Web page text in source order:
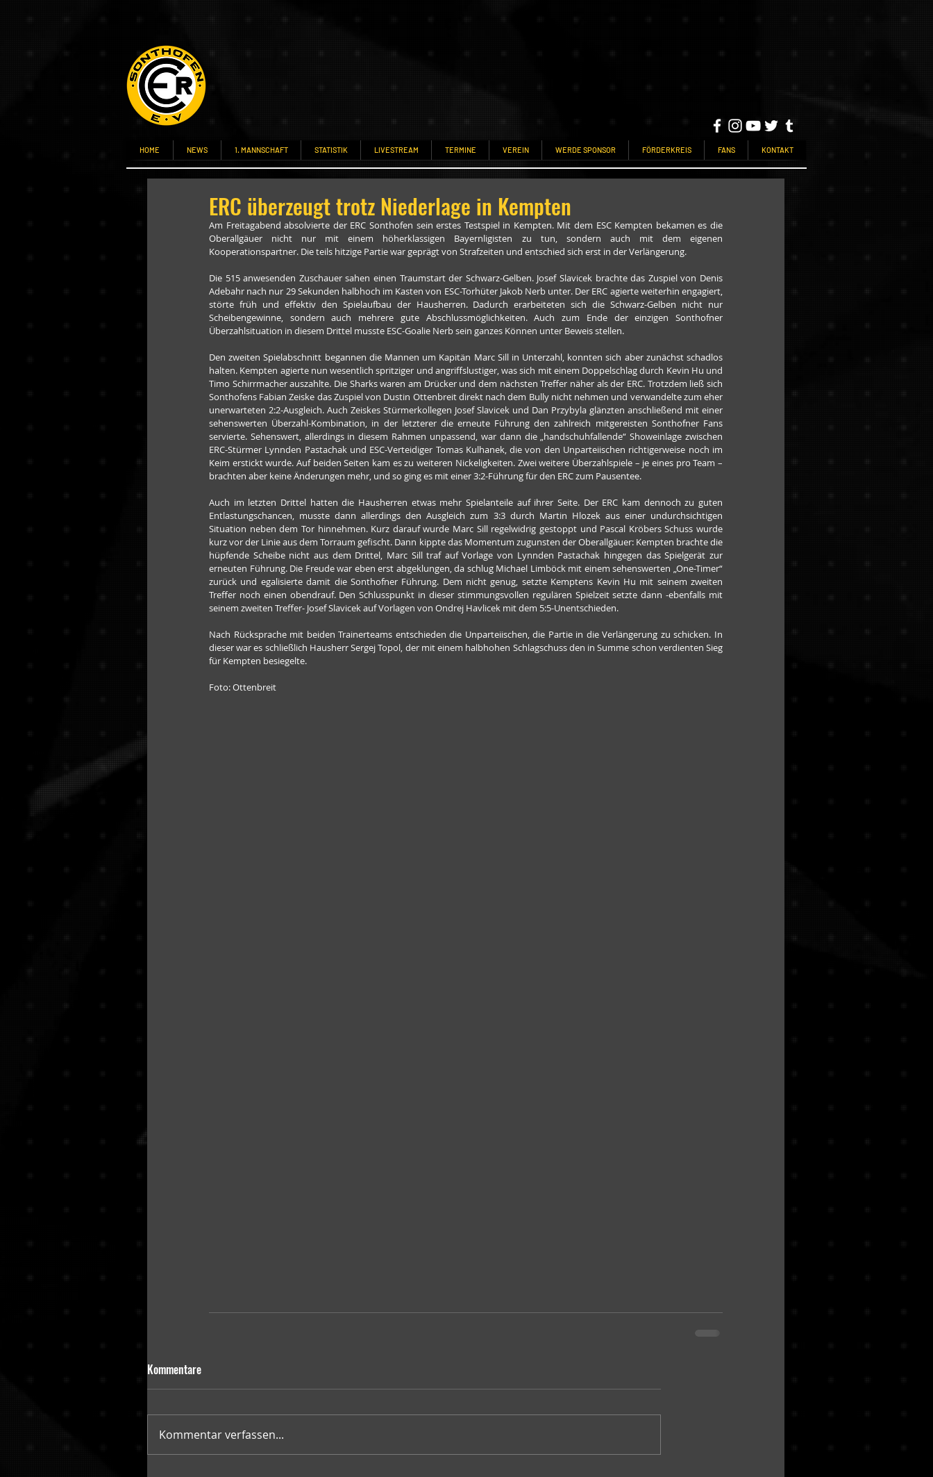
HOME NEWS 1. MANNSCHAFT STATISTIK LIVESTREAM TERMINE VEREIN WERDE SPONSOR FÖRDERKREIS FANS KONTAKT
ERC überzeugt trotz Niederlage in Kempten
Am Freitagabend absolvierte der ERC Sonthofen sein erstes Testspiel in Kempten. Mit dem ESC Kempten bekamen es die
Oberallgäuer nicht nur mit einem höherklassigen Bayernligisten zu tun, sondern auch mit dem eigenen
Kooperationspartner. Die teils hitzige Partie war geprägt von Strafzeiten und entschied sich erst in der Verlängerung.
Die 515 anwesenden Zuschauer sahen einen Traumstart der Schwarz-Gelben. Josef Slavicek brachte das Zuspiel von Denis
Adebahr nach nur 29 Sekunden halbhoch im Kasten von ESC-Torhüter Jakob Nerb unter. Der ERC agierte weiterhin engagiert,
störte früh und effektiv den Spielaufbau der Hausherren. Dadurch erarbeiteten sich die Schwarz-Gelben nicht nur
Scheibengewinne, sondern auch mehrere gute Abschlussmöglichkeiten. Auch zum Ende der einzigen Sonthofner
Überzahlsituation in diesem Drittel musste ESC-Goalie Nerb sein ganzes Können unter Beweis stellen.
Den zweiten Spielabschnitt begannen die Mannen um Kapitän Marc Sill in Unterzahl, konnten sich aber zunächst schadlos
halten. Kempten agierte nun wesentlich spritziger und angriffslustiger, was sich mit einem Doppelschlag durch Kevin Hu und
Timo Schirrmacher auszahlte. Die Sharks waren am Drücker und dem nächsten Treffer näher als der ERC. Trotzdem ließ sich
Sonthofens Fabian Zeiske das Zuspiel von Dustin Ottenbreit direkt nach dem Bully nicht nehmen und verwandelte zum eher
unerwarteten 2:2-Ausgleich. Auch Zeiskes Stürmerkollegen Josef Slavicek und Dan Przybyla glänzten anschließend mit einer
sehenswerten Überzahl-Kombination, in der letzterer die erneute Führung den zahlreich mitgereisten Sonthofner Fans
servierte. Sehenswert, allerdings in diesem Rahmen unpassend, war dann die „handschuhfallende“ Showeinlage zwischen
ERC-Stürmer Lynnden Pastachak und ESC-Verteidiger Tomas Kulhanek, die von den Unparteiischen richtigerweise noch im
Keim erstickt wurde. Auf beiden Seiten kam es zu weiteren Nickeligkeiten. Zwei weitere Überzahlspiele – je eines pro Team –
brachten aber keine Änderungen mehr, und so ging es mit einer 3:2-Führung für den ERC zum Pausentee.
Auch im letzten Drittel hatten die Hausherren etwas mehr Spielanteile auf ihrer Seite. Der ERC kam dennoch zu guten
Entlastungschancen, musste dann allerdings den Ausgleich zum 3:3 durch Martin Hlozek aus einer undurchsichtigen
Situation neben dem Tor hinnehmen. Kurz darauf wurde Marc Sill regelwidrig gestoppt und Pascal Kröbers Schuss wurde
kurz vor der Linie aus dem Torraum gefischt. Dann kippte das Momentum zugunsten der Oberallgäuer: Kempten brachte die
hüpfende Scheibe nicht aus dem Drittel, Marc Sill traf auf Vorlage von Lynnden Pastachak hingegen das Spielgerät zur
erneuten Führung. Die Freude war eben erst abgeklungen, da schlug Michael Limböck mit einem sehenswerten „One-Timer“
zurück und egalisierte damit die Sonthofner Führung. Dem nicht genug, setzte Kemptens Kevin Hu mit seinem zweiten
Treffer noch einen obendrauf. Den Schlusspunkt in dieser stimmungsvollen regulären Spielzeit setzte dann -ebenfalls mit
seinem zweiten Treffer- Josef Slavicek auf Vorlagen von Ondrej Havlicek mit dem 5:5-Unentschieden.
Nach Rücksprache mit beiden Trainerteams entschieden die Unparteiischen, die Partie in die Verlängerung zu schicken. In
dieser war es schließlich Hausherr Sergej Topol, der mit einem halbhohen Schlagschuss den in Summe schon verdienten Sieg
für Kempten besiegelte.
Foto: Ottenbreit
Kommentare
Kommentar verfassen...